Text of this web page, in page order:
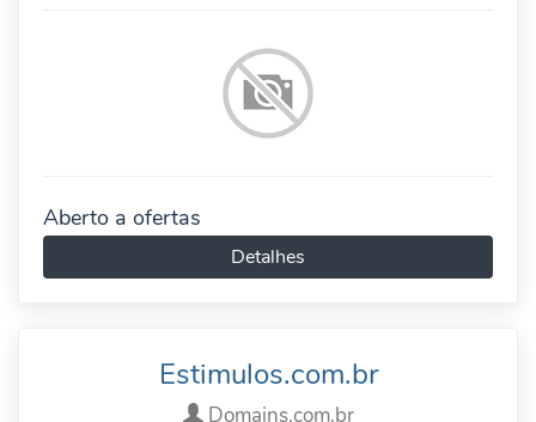
Aberto a ofertas
Detalhes
Estimulos.com.br
Domains.com.br